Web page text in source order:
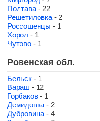
Полтава - 22
Решетиловка - 2
Россошенцы - 1
Хорол - 1
Чутово - 1
Ровенская обл.
Бельск - 1
Вараш - 12
Горбаков - 1
Демидовка - 2
Дубровица - 4